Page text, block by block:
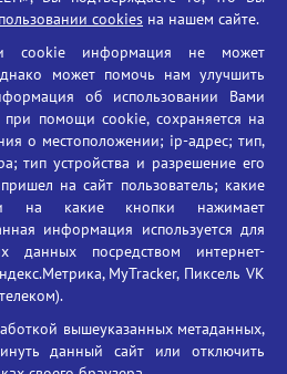
безопасности
прокуратура РФ
университет
И.Г. Петровского
пн-пт 09:00-18:00
+7(4832)58-90-85
cookies на нашем сайте.
cookie информация не может
может помочь нам улучшить
об использовании Вами
при помощи cookie, сохраняется на
о местоположении; ip-адрес; тип,
тип устройства и разрешение его
на сайт пользователь; какие
на какие кнопки нажимает
информация используется для
данных посредством интернет-
MyTracker, Пиксель VK
вышеуказанных метаданных,
данный сайт или отключить